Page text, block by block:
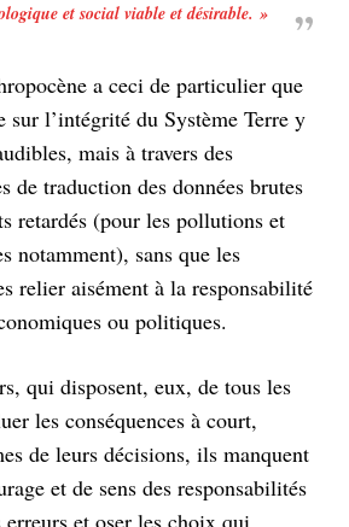
et social viable et désirable. »
a ceci de particulier que
sur l’intégrité du Système Terre y
mais à travers des
de traduction des données brutes
retardés (pour les pollutions et
notamment), sans que les
relier aisément à la responsabilité
ou politiques.
qui disposent, eux, de tous les
les conséquences à court,
de leurs décisions, ils manquent
et de sens des responsabilités